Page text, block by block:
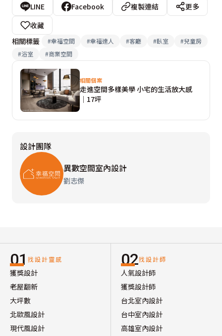
LINE Facebook 複製連結
更多
收藏
相關標籤
#幸福空間 #幸福達人 #客廳 #臥室 #兒童房
#浴室 #商業空間
相關個案
走進空間多樣美學 小宅的生活放大感
│17坪
設計團隊
異數空間室內設計
劉志傑
01 找設計靈感
獲獎設計
老屋翻新
大坪數
北歐風設計
現代風設計
02找設計師
人氣設計師
獲獎設計師
台北室內設計
台中室內設計
高雄室內設計